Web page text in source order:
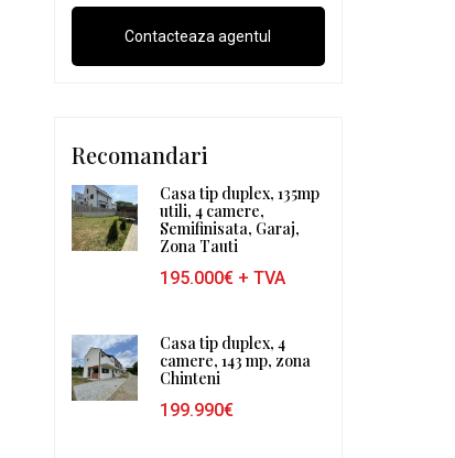
Recomandari
Casa tip duplex, 135mp
utili, 4 camere,
Semifinisata, Garaj,
Zona Tauti
195.000€+ TVA
Casa tip duplex, 4
camere, 143 mp, zona
Chinteni
199.990€